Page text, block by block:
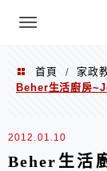
menu
首頁 / 家政
Beher生活廚房
2012.01.10
Beher生活